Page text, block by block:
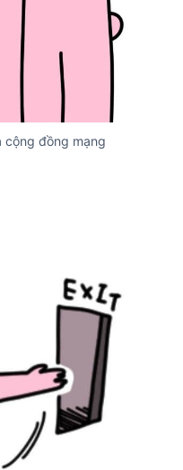
cộng đồng mạng